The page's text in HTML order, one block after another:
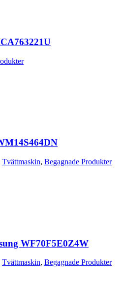
Tvättmaskin, Begagnade Produkter
WF70F5E0Z4W
Tvättmaskin, Begagnade Produkter